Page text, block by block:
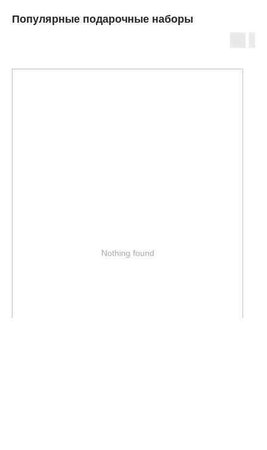
Популярные подарочные наборы
Nothing found